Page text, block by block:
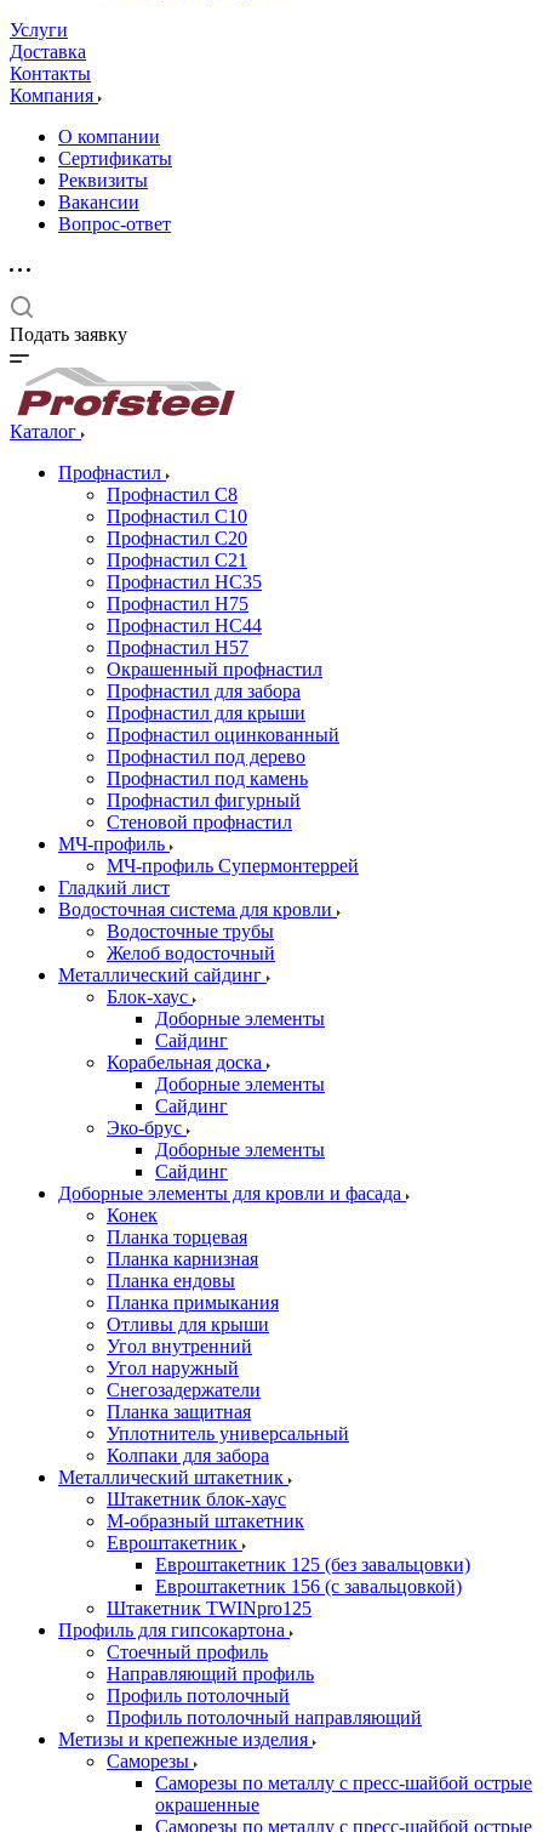
Услуги
Доставка
Контакты
Компания
О компании
Сертификаты
Реквизиты
Вакансии
Вопрос-ответ
Подать заявку
Каталог
Профнастил
Профнастил С8
Профнастил С10
Профнастил С20
Профнастил С21
Профнастил НС35
Профнастил Н75
Профнастил HC44
Профнастил Н57
Окрашенный профнастил
Профнастил для забора
Профнастил для крыши
Профнастил оцинкованный
Профнастил под дерево
Профнастил под камень
Профнастил фигурный
Стеновой профнастил
МЧ-профиль
МЧ-профиль Супермонтеррей
Гладкий лист
Водосточная система для кровли
Водосточные трубы
Желоб водосточный
Металлический сайдинг
Блок-хаус
Доборные элементы
Сайдинг
Корабельная доска
Доборные элементы
Сайдинг
Эко-брус
Доборные элементы
Сайдинг
Доборные элементы для кровли и фасада
Конек
Планка торцевая
Планка карнизная
Планка ендовы
Планка примыкания
Отливы для крыши
Угол внутренний
Угол наружный
Снегозадержатели
Планка защитная
Уплотнитель универсальный
Колпаки для забора
Металлический штакетник
Штакетник блок-хаус
М-образный штакетник
Евроштакетник
Евроштакетник 125 (без завальцовки)
Евроштакетник 156 (с завальцовкой)
Штакетник TWINpro125
Профиль для гипсокартона
Стоечный профиль
Направляющий профиль
Профиль потолочный
Профиль потолочный направляющий
Метизы и крепежные изделия
Саморезы
Саморезы по металлу с пресс-шайбой острые
окрашенные
Саморезы по металлу с пресс-шайбой острые